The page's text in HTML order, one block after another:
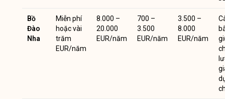
Bồ
Đào
Nha
Miễn phí
hoặc vài
trăm
EUR/năm
8.000 –
20.000
EUR/năm
700 –
3.500
EUR/năm
3.500 –
8.000
EUR/năm